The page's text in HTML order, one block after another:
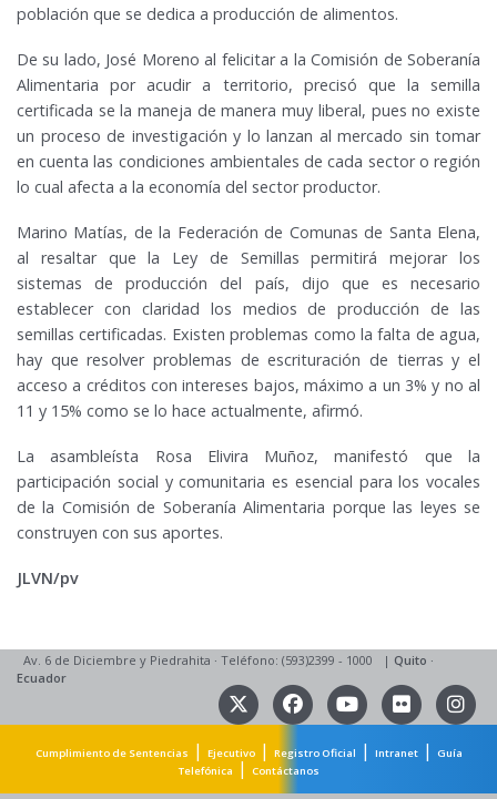
población que se dedica a producción de alimentos.
De su lado, José Moreno al felicitar a la Comisión de Soberanía
Alimentaria por acudir a territorio, precisó que la semilla
certificada se la maneja de manera muy liberal, pues no existe
un proceso de investigación y lo lanzan al mercado sin tomar
en cuenta las condiciones ambientales de cada sector o región
lo cual afecta a la economía del sector productor.
Marino Matías, de la Federación de Comunas de Santa Elena,
al resaltar que la Ley de Semillas permitirá mejorar los
sistemas de producción del país, dijo que es necesario
establecer con claridad los medios de producción de las
semillas certificadas. Existen problemas como la falta de agua,
hay que resolver problemas de escrituración de tierras y el
acceso a créditos con intereses bajos, máximo a un 3% y no al
11 y 15% como se lo hace actualmente, afirmó.
La asambleísta Rosa Elivira Muñoz, manifestó que la
participación social y comunitaria es esencial para los vocales
de la Comisión de Soberanía Alimentaria porque las leyes se
construyen con sus aportes.
JLVN/pv
Av. 6 de Diciembre y Piedrahita · Teléfono: (593)2399 - 1000 | Quito ·
Ecuador
Cumplimiento de Sentencias | Ejecutivo| Registro Oficial | Intranet|
Guía
Telefónica
| Contáctanos